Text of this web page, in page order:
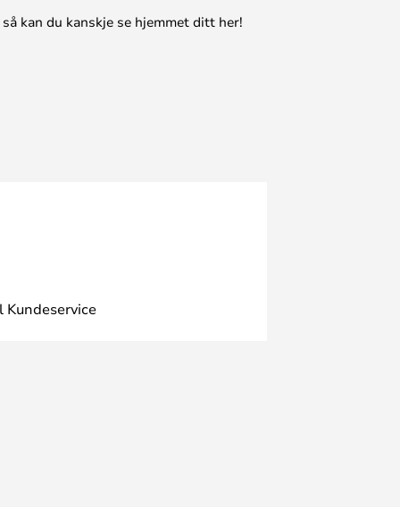
kan du kanskje se hjemmet ditt her!
Kundeservice